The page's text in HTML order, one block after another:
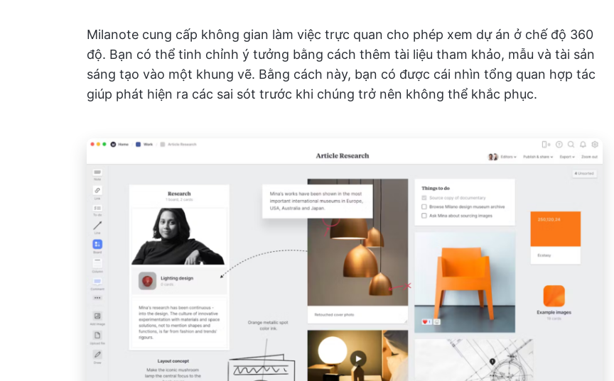
Milanote cung cấp không gian làm việc trực quan cho phép xem dự án ở chế độ 360
độ. Bạn có thể tinh chỉnh ý tưởng bằng cách thêm tài liệu tham khảo, mẫu và tài sản
sáng tạo vào một khung vẽ. Bằng cách này, bạn có được cái nhìn tổng quan hợp tác
giúp phát hiện ra các sai sót trước khi chúng trở nên không thể khắc phục.